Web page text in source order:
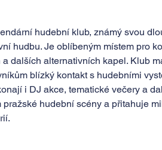
hudební klub, známý svou
hudbu. Je oblíbeným místem pro
dalších alternativních kapel. Klub
blízký kontakt s hudebními
i DJ akce, tematické večery a
pražské hudební scény a přitahuje